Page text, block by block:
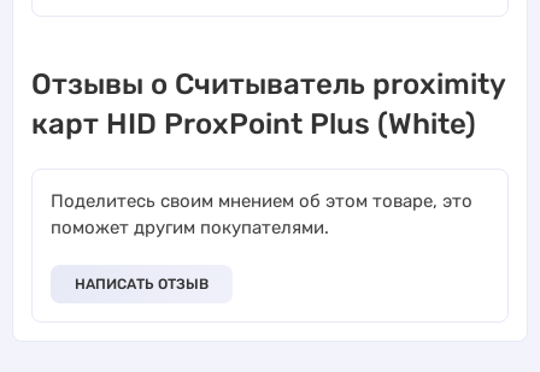
Отзывы о Считыватель proximity
карт HID ProxPoint Plus (White)
Поделитесь своим мнением об этом товаре, это
поможет другим покупателями.
НАПИСАТЬ ОТЗЫВ